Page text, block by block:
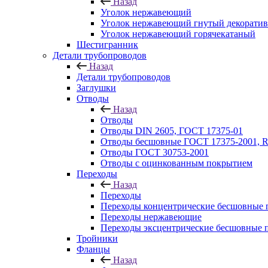
Уголок нержавеющий
Уголок нержавеющий гнутый
Уголок нержавеющий горячекатаный
Шестигранник
Детали трубопроводов
Назад
Детали трубопроводов
Заглушки
Отводы
Назад
Отводы
Отводы DIN 2605, ГОСТ 17375-01
Отводы бесшовные ГОСТ 17375-2001,
Отводы ГОСТ 30753-2001
Отводы с оцинкованным покрытием
Переходы
Назад
Переходы
Переходы концентрические бесшовные
Переходы нержавеющие
Переходы эксцентрические бесшовные
Тройники
Фланцы
Назад